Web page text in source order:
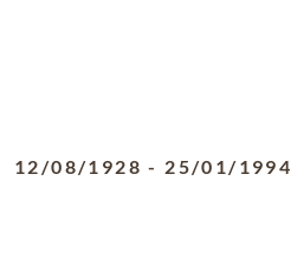
12/08/1928 - 25/01/1994